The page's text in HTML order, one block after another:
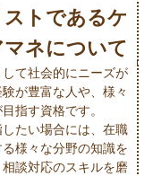
トであるケ
マネについて
て社会的にニーズが
が豊富な人や、様々
指す資格です。
たい場合には、在職
様々な分野の知識を
談対応のスキルを磨